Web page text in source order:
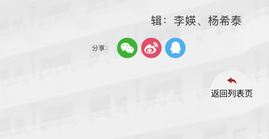
辑：李媖、杨希泰
分享：
返回列表页